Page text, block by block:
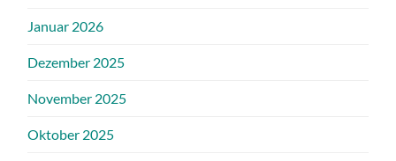
Januar 2026
Dezember 2025
November 2025
Oktober 2025